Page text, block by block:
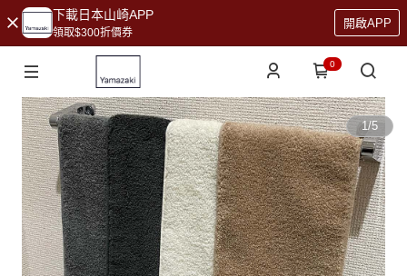
下載日本山崎APP
領取$300折價券
開啟APP
0
1/5